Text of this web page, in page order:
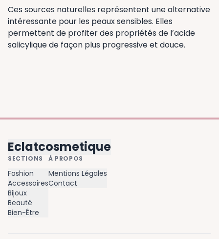
Ces sources naturelles représentent une alternative
intéressante pour les peaux sensibles. Elles
permettent de profiter des propriétés de l’acide
salicylique de façon plus progressive et douce.
Eclatcosmetique
SECTIONS
Fashion
Accessoires
Bijoux
Beauté
Bien-Être
À PROPOS
Mentions Légales
Contact